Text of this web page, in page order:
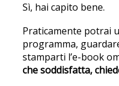
Sì, hai capito bene.
Praticamente potrai
programma,
stamparti l’e-book
che soddisfatta,